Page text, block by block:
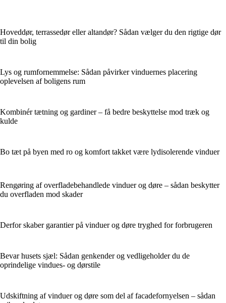
Hoveddør, terrassedør eller altandør? Sådan vælger du den rigtige dør
til din bolig
Lys og rumfornemmelse: Sådan påvirker vinduernes placering
oplevelsen af boligens rum
Kombinér tætning og gardiner – få bedre beskyttelse mod træk og
kulde
Bo tæt på byen med ro og komfort takket være lydisolerende vinduer
Rengøring af overfladebehandlede vinduer og døre – sådan beskytter
du overfladen mod skader
Derfor skaber garantier på vinduer og døre tryghed for forbrugeren
Bevar husets sjæl: Sådan genkender og vedligeholder du de
oprindelige vindues- og dørstile
Udskiftning af vinduer og døre som del af facadefornyelsen – sådan